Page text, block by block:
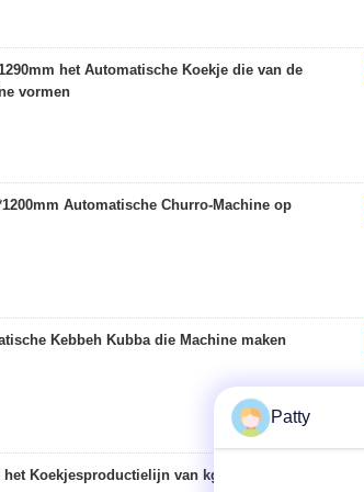
het Automatische Koekje die van de
vormen
Automatische Churro-Machine op
Kebbeh Kubba die Machine maken
Koekjesproductielijn van kg/uur
Patty